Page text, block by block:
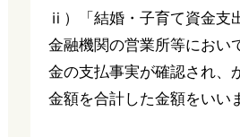
ⅱ）「結婚・子育て資金支
金融機関の営業所等におい
金の支払事実が確認され、
金額を合計した金額をいい